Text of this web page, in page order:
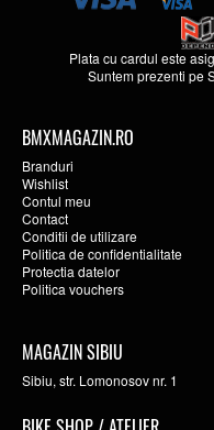
Plata cu cardul este
Suntem prezenti pe
BMXMAGAZIN.RO
Branduri
Wishlist
Contul meu
Contact
Conditii de utilizare
Politica de confidentialitate
Protectia datelor
Politica vouchers
MAGAZIN SIBIU
Sibiu, str. Lomonosov nr. 1